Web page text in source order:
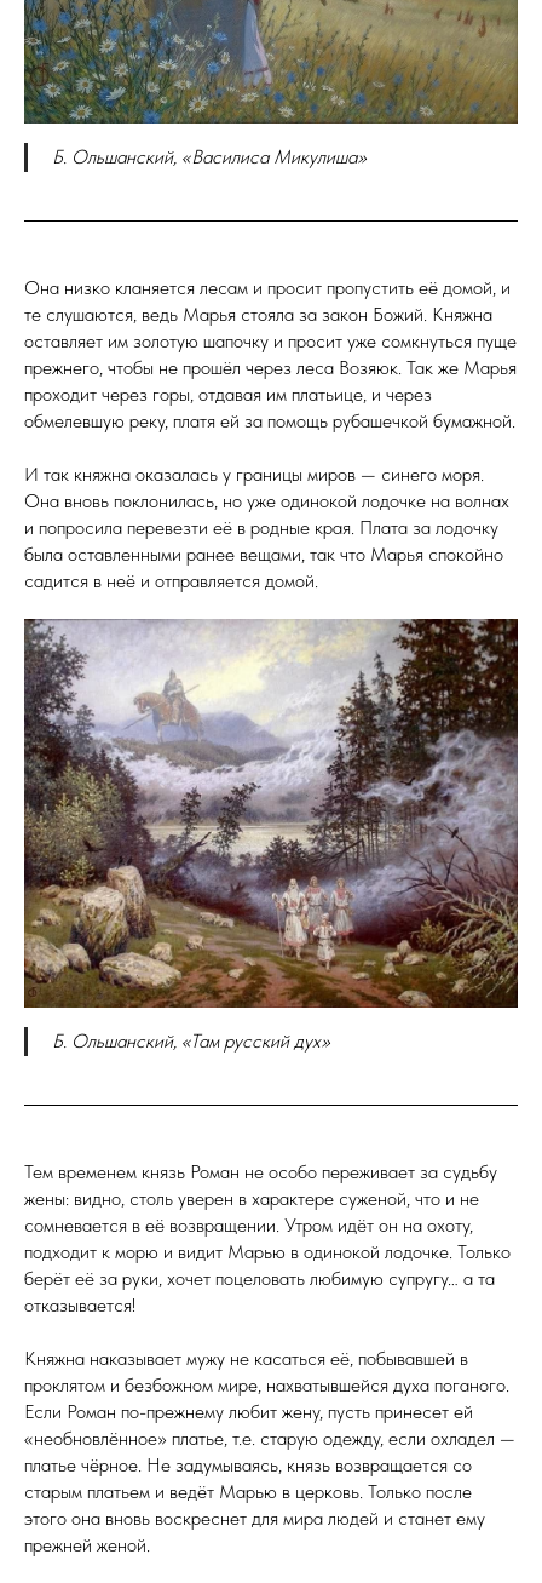
Б. Ольшанский, «Василиса Микулиша»
Она низко кланяется лесам и просит пропустить её домой, и
те слушаются, ведь Марья стояла за закон Божий. Княжна
оставляет им золотую шапочку и просит уже сомкнуться пуще
прежнего, чтобы не прошёл через леса Возяюк. Так же Марья
проходит через горы, отдавая им платьице, и через
обмелевшую реку, платя ей за помощь рубашечкой бумажной.
И так княжна оказалась у границы миров — синего моря.
Она вновь поклонилась, но уже одинокой лодочке на волнах
и попросила перевезти её в родные края. Плата за лодочку
была оставленными ранее вещами, так что Марья спокойно
садится в неё и отправляется домой.
Б. Ольшанский, «Там русский дух»
Тем временем князь Роман не особо переживает за судьбу
жены: видно, столь уверен в характере суженой, что и не
сомневается в её возвращении. Утром идёт он на охоту,
подходит к морю и видит Марью в одинокой лодочке. Только
берёт её за руки, хочет поцеловать любимую супругу… а та
отказывается!
Княжна наказывает мужу не касаться её, побывавшей в
проклятом и безбожном мире, нахватывшейся духа поганого.
Если Роман по-прежнему любит жену, пусть принесет ей
«необновлённое» платье, т.е. старую одежду, если охладел —
платье чёрное. Не задумываясь, князь возвращается со
старым платьем и ведёт Марью в церковь. Только после
этого она вновь воскреснет для мира людей и станет ему
прежней женой.